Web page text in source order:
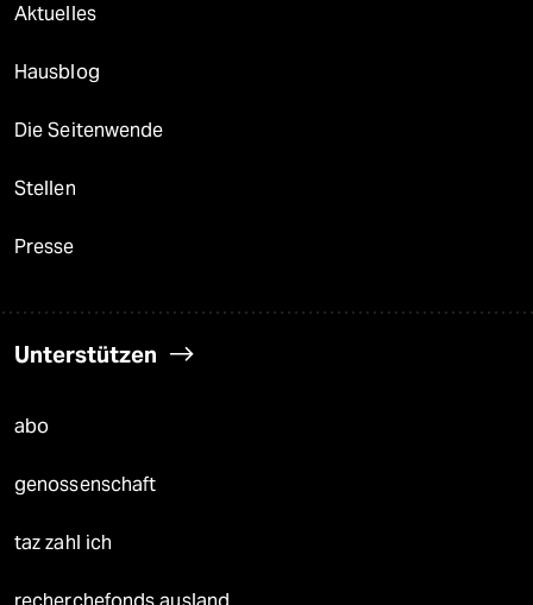
Aktuelles
Hausblog
Die Seitenwende
Stellen
Presse
Unterstützen
abo
genossenschaft
taz zahl ich
recherchefonds ausland